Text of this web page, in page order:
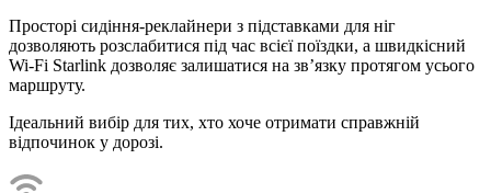
Просторі сидіння-реклайнери з підставками для ніг
дозволяють розслабитися під час всієї поїздки, а швидкісний
Wi-Fi Starlink дозволяє залишатися на зв’язку протягом усього
маршруту.
Ідеальний вибір для тих, хто хоче отримати справжній
відпочинок у дорозі.